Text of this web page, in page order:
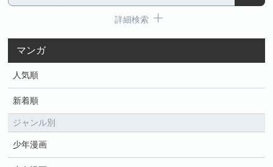
詳細検索
マンガ
人気順
新着順
ジャンル別
少年漫画